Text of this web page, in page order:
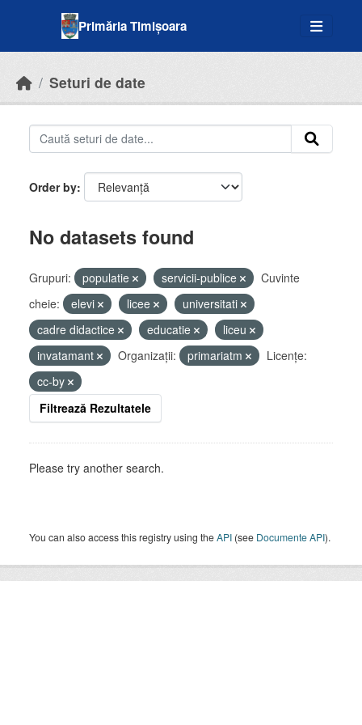
Primăria Timișoara
Seturi de date
Order by
No datasets found
Grupuri: populatie servicii-publice
Cuvinte
cheie:
elevi licee
universitati
cadre didactice
educatie
liceu
invatamant
Organizații: primariatm
Licenţe:
cc-by
Filtrează Rezultatele
Please try another search.
You can also access this registry using theAPI (see Documente API).